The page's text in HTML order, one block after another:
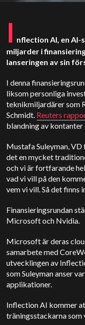
I nflection AI, en
miljarder i
lanseringen av sin
I denna
liksom personliga
teknikmiljardärer som
Schmidt. Reuters
blandning av
Mustafa Suleyman,
det en mycket
och vi är fortfarande
vad vi vill på den
vem vi vill. Så det finns
Finansieringsrundan
Microsoft och Nvidia.
Microsoft är deras
samarbete med
utvecklingen av
som Suleyman anser
applikationer.
Inflection AI kommer
träningsstackarna som